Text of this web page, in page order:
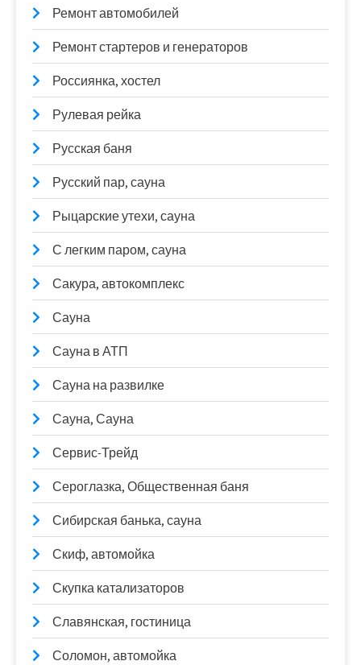
Ремонт автомобилей
Ремонт стартеров и генераторов
Россиянка, хостел
Рулевая рейка
Русская баня
Русский пар, сауна
Рыцарские утехи, сауна
С легким паром, сауна
Сакура, автокомплекс
Сауна
Сауна в АТП
Сауна на развилке
Сауна, Сауна
Сервис-Трейд
Сероглазка, Общественная баня
Сибирская банька, сауна
Скиф, автомойка
Скупка катализаторов
Славянская, гостиница
Соломон, автомойка